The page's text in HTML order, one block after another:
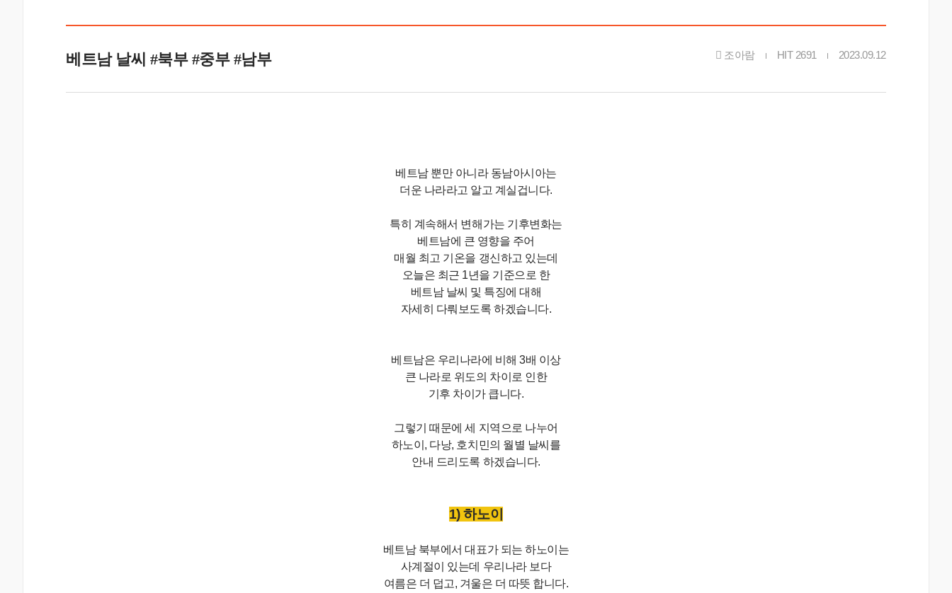
베트남 날씨 #북부 #중부 #남부 조아람 HIT 2691 2023.09.12
베트남 뿐만 아니라 동남아시아는
더운 나라라고 알고 계실겁니다.
특히 계속해서 변해가는 기후변화는
베트남에 큰 영향을 주어
매월 최고 기온을 갱신하고 있는데
오늘은 최근 1년을 기준으로 한
베트남 날씨 및 특징에 대해
자세히 다뤄보도록 하겠습니다.
베트남은 우리나라에 비해 3배 이상
큰 나라로 위도의 차이로 인한
기후 차이가 큽니다.
그렇기 때문에 세 지역으로 나누어
하노이, 다낭, 호치민의 월별 날씨를
안내 드리도록 하겠습니다.
1) 하노이
베트남 북부에서 대표가 되는 하노이는
사계절이 있는데 우리나라 보다
여름은 더 덥고, 겨울은 더 따뜻 합니다.